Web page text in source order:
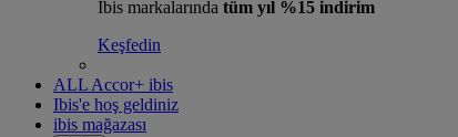
İbis markalarında tüm yıl %15 indirim
Keşfedin
ALL Accor+ ibis
Ibis'e hoş geldiniz
ibis mağazası